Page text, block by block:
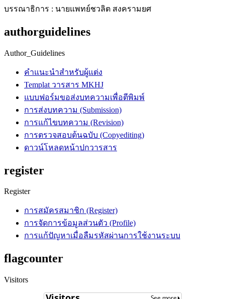
บรรณาธิการ : นายแพทย์ชวลิต สงครามยศ
authorguidelines
Author_Guidelines
คำแนะนำสำหรับผู้แต่ง
Templat วารสาร MKHJ
แบบฟอร์มขอส่งบทความเพื่อตีพิมพ์
การส่งบทความ (Submission)
การแก้ไขบทความ (Revision)
การตรวจสอบต้นฉบับ (Copyediting)
ดาวน์โหลดหน้าปกวารสาร
register
Register
การสมัครสมาชิก (Register)
การจัดการข้อมูลส่วนตัว (Profile)
การแก้ปัญหาเมื่อลืมรหัสผ่านการใช้งานระบบ
flagcounter
Visitors